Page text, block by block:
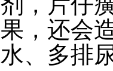
果，还会
水、多排